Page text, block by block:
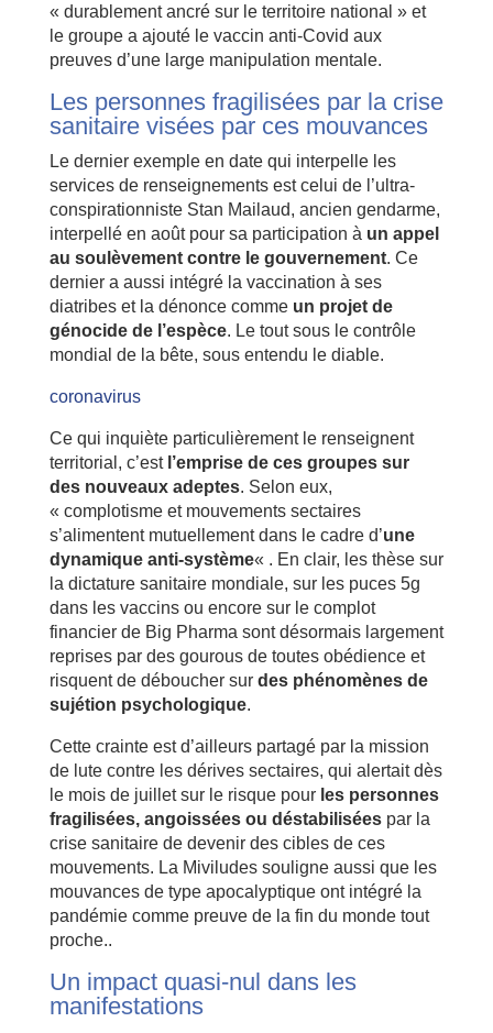
« durablement ancré sur le territoire national » et
le groupe a ajouté le vaccin anti-Covid aux
preuves d’une large manipulation mentale.
Les personnes fragilisées par la crise
sanitaire visées par ces mouvances
Le dernier exemple en date qui interpelle les
services de renseignements est celui de l’ultra-
conspirationniste Stan Mailaud, ancien gendarme,
interpellé en août pour sa participation à un appel
au soulèvement contre le gouvernement. Ce
dernier a aussi intégré la vaccination à ses
diatribes et la dénonce comme un projet de
génocide de l’espèce. Le tout sous le contrôle
mondial de la bête, sous entendu le diable.
coronavirus
Ce qui inquiète particulièrement le renseignent
territorial, c’est l’emprise de ces groupes sur
des nouveaux adeptes. Selon eux,
« complotisme et mouvements sectaires
s’alimentent mutuellement dans le cadre d’une
dynamique anti-système« . En clair, les thèse sur
la dictature sanitaire mondiale, sur les puces 5g
dans les vaccins ou encore sur le complot
financier de Big Pharma sont désormais largement
reprises par des gourous de toutes obédience et
risquent de déboucher sur des phénomènes de
sujétion psychologique.
Cette crainte est d’ailleurs partagé par la mission
de lute contre les dérives sectaires, qui alertait dès
le mois de juillet sur le risque pourles personnes
fragilisées, angoissées ou déstabiliséespar la
crise sanitaire de devenir des cibles de ces
mouvements. La Miviludes souligne aussi que les
mouvances de type apocalyptique ont intégré la
pandémie comme preuve de la fin du monde tout
proche..
Un impact quasi-nul dans les
manifestations